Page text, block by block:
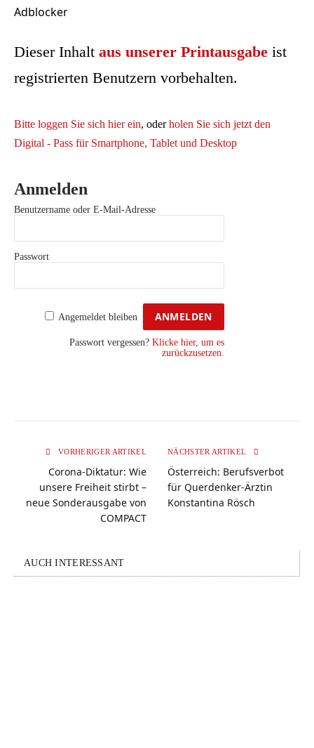
Adblocker
Dieser Inhalt aus unserer Printausgabe ist
registrierten Benutzern vorbehalten.
Bitte loggen Sie sich hier ein, oderholen Sie sich jetzt den
Digital - Pass für Smartphone, Tablet und Desktop
Anmelden
Benutzername oder E-Mail-Adresse
Passwort
Angemeldet bleiben
Passwort vergessen? Klicke hier, um es
zurückzusetzen.
VORHERIGER ARTIKEL
Corona-Diktatur: Wie
unsere Freiheit stirbt –
neue Sonderausgabe von
COMPACT
NÄCHSTER ARTIKEL
Österreich: Berufsverbot
für Querdenker-Ärztin
Konstantina Rösch
AUCH INTERESSANT